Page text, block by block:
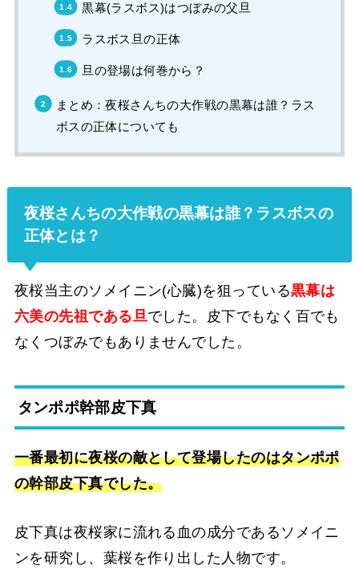
黒幕(ラスボス)はつぼみの父旦
ラスボス旦の正体
旦の登場は何巻から？
まとめ：夜桜さんちの大作戦の黒幕は誰？ラス
ボスの正体についても
夜桜さんちの大作戦の黒幕は誰？ラスボスの
正体とは？
夜桜当主のソメイニン(心臓)を狙っている黒幕は
六美の先祖である旦でした。皮下でもなく百でも
なくつぼみでもありませんでした。
タンポポ幹部皮下真
一番最初に夜桜の敵として登場したのはタンポポ
の幹部皮下真でした。
皮下真は夜桜家に流れる血の成分であるソメイニ
ンを研究し、葉桜を作り出した人物です。